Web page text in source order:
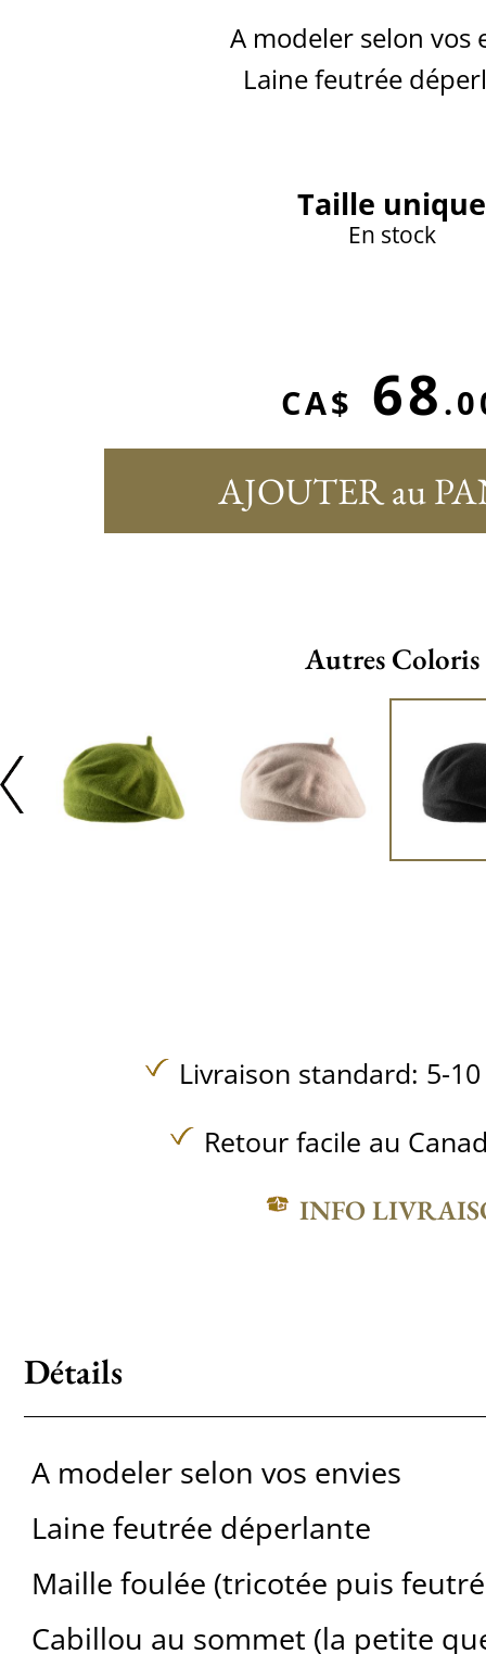
A ​modeler selon vos
Laine feutrée
Taille unique
En stock
CA$ 68
AJOUTER au
Autres Coloris
Livraison standard: 5-
Retour facile au
INFO
Détails
A ​modeler selon vos envies
Laine feutrée déperlante
Maille foulée (tricotée puis
Cabillou au sommet (la petite